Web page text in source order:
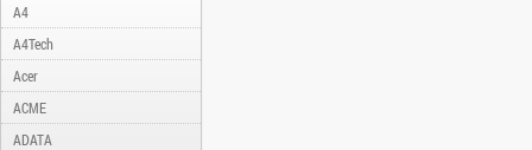
A4
A4Tech
Acer
ACME
ADATA